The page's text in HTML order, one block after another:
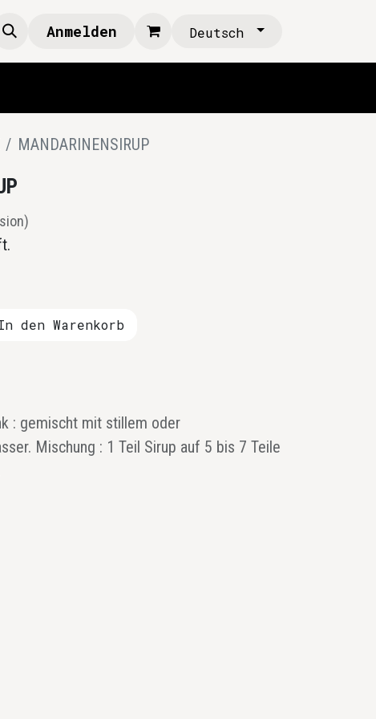
Anmelden Deutsch
MANDARINENSIRUP
den Warenkorb
: gemischt mit stillem oder
Mischung : 1 Teil Sirup auf 5 bis 7 Teile